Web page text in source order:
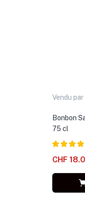
Vendu par
Bonbon
75 cl
Note 5.00
sur 5
CHF